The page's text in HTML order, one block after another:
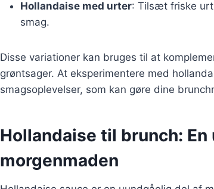
Hollandaise med urter: Tilsæt friske
smag.
Disse variationer kan bruges til at
grøntsager. At eksperimentere med
smagsoplevelser, som kan gøre dine
Hollandaise til brunch:
morgenmaden